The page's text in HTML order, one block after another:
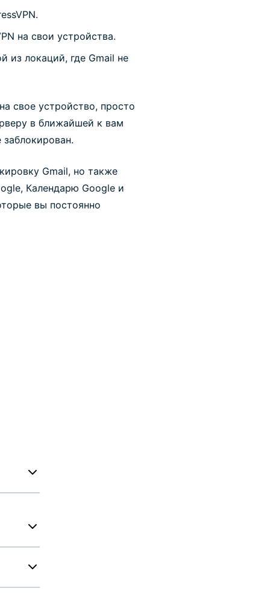
на свои устройства.
из локаций, где Gmail не
свое устройство, просто
в ближайшей к вам
Gmail, но также
Календарю Google и
вы постоянно